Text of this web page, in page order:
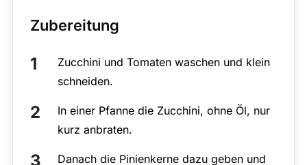
Zubereitung
Zucchini und Tomaten waschen und klein
schneiden.
In einer Pfanne die Zucchini, ohne Öl, nur
kurz anbraten.
Danach die Pinienkerne dazu geben und